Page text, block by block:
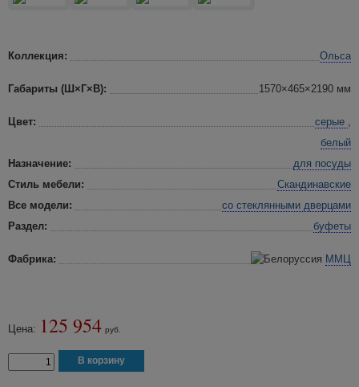
Коллекция: Ольса
Габариты (Ш×Г×В): 1570×465×2190 мм
Цвет: серые ,
белый
Назначение:
для посуды
Стиль мебели:
Скандинавские
Все модели:
со стеклянными дверцами
Раздел:
буфеты
Фабрика: ММЦ
Цена: 125 954 руб.